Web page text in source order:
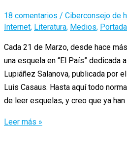
18 comentarios / Ciberconsejo de
Internet, Literatura, Medios, Portada
Cada 21 de Marzo, desde hace
una esquela en “El País” dedicada
Lupiáñez Salanova, publicada por
Luis Casaus. Hasta aquí todo
de leer esquelas, y creo que ya
Mañana
Leer más »